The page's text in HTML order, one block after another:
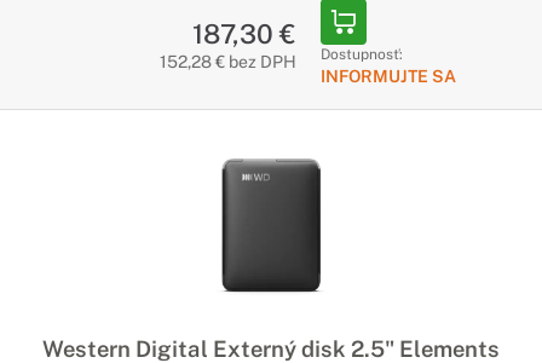
187,30 €
152,28 € bez DPH Dostupnosť:
INFORMUJTE SA
Western Digital Externý disk 2.5" Elements